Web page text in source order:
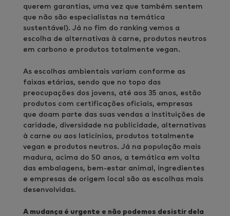
querem garantias, uma vez que também sentem
que não são especialistas na temática
sustentável). Já no fim do ranking vemos a
escolha de alternativas à carne, produtos neutros
em carbono e produtos totalmente vegan.
As escolhas ambientais variam conforme as
faixas etárias, sendo que no topo das
preocupações dos jovens, até aos 35 anos, estão
produtos com certificações oficiais, empresas
que doam parte das suas vendas a instituições de
caridade, diversidade na publicidade, alternativas
à carne ou aos laticínios, produtos totalmente
vegan e produtos neutros. Já na população mais
madura, acima do 50 anos, a temática em volta
das embalagens, bem-estar animal, ingredientes
e empresas de origem local são as escolhas mais
desenvolvidas.
A mudança é urgente e não podemos desistir dela